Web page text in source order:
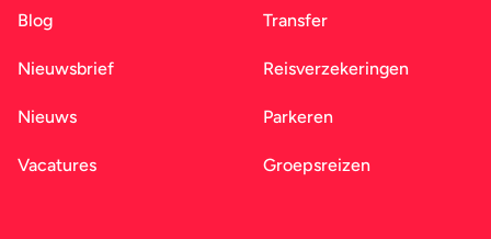
Blog
Nieuwsbrief
Nieuws
Vacatures
Transfer
Reisverzekeringen
Parkeren
Groepsreizen